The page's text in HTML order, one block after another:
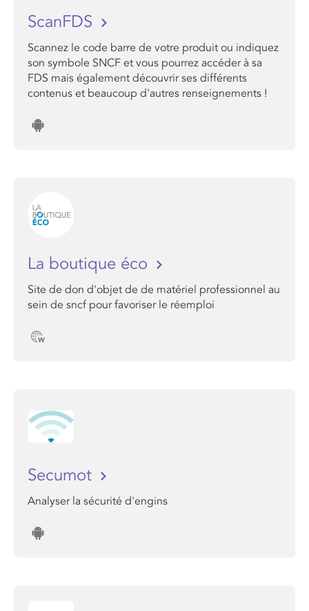
ScanFDS
Scannez le code barre de votre produit ou indiquez
son symbole SNCF et vous pourrez accéder à sa
FDS mais également découvrir ses différents
contenus et beaucoup d'autres renseignements !
La boutique éco
Site de don d'objet de de matériel professionnel au
sein de sncf pour favoriser le réemploi
Secumot
Analyser la sécurité d'engins